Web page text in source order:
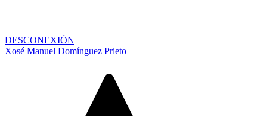
DESCONEXIÓN
Xosé Manuel Domínguez Prieto